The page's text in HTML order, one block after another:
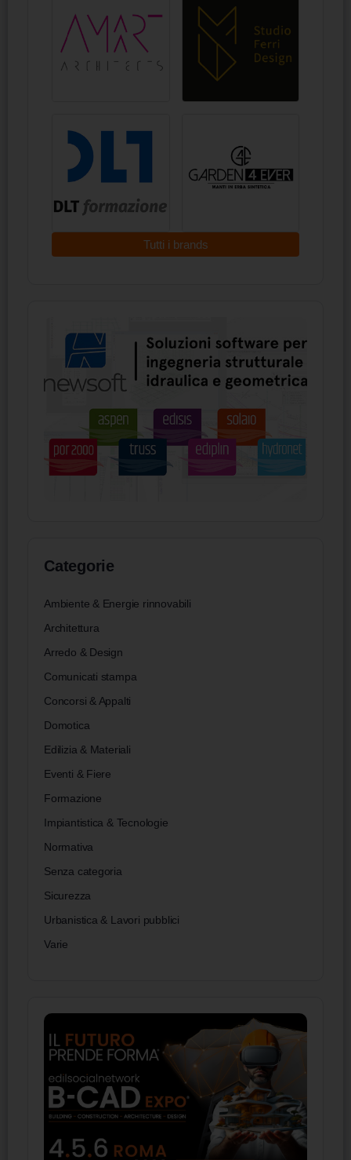
Tutti i brands
Categorie
Ambiente & Energie rinnovabili
Architettura
Arredo & Design
Comunicati stampa
Concorsi & Appalti
Domotica
Edilizia & Materiali
Eventi & Fiere
Formazione
Impiantistica & Tecnologie
Normativa
Senza categoria
Sicurezza
Urbanistica & Lavori pubblici
Varie